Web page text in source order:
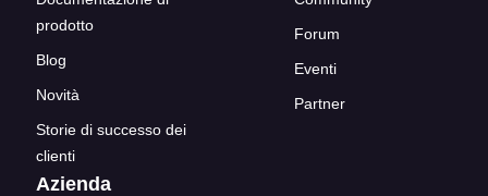
prodotto
Blog
Novità
Storie di successo dei
clienti
Forum
Eventi
Partner
Azienda